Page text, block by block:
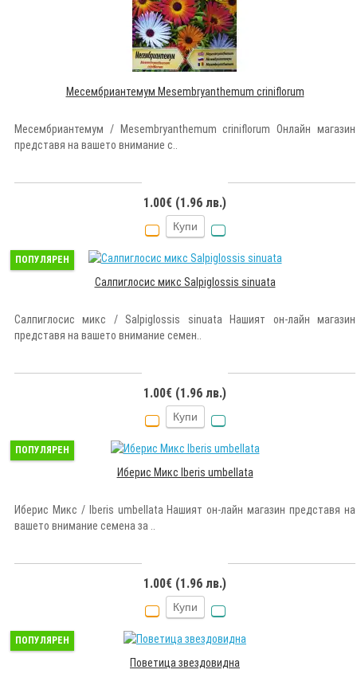
Месембриантемум Mesembryanthemum criniflorum
Месембриантемум / Mesembryanthemum criniflorum Онлайн магазин
представя на вашето внимание с..
1.00€ (1.96 лв.)
Купи
ПОПУЛЯРЕН
Салпиглосис микс Salpiglossis sinuata
Салпиглосис микс / Salpiglossis sinuata Нашият он-лайн магазин
представя на вашето внимание семен..
1.00€ (1.96 лв.)
Купи
ПОПУЛЯРЕН
Иберис Микс Iberis umbellata
Иберис Микс / Iberis umbellata Нашият он-лайн магазин представя на
вашето внимание семена за ..
1.00€ (1.96 лв.)
Купи
ПОПУЛЯРЕН
Поветица звездовидна